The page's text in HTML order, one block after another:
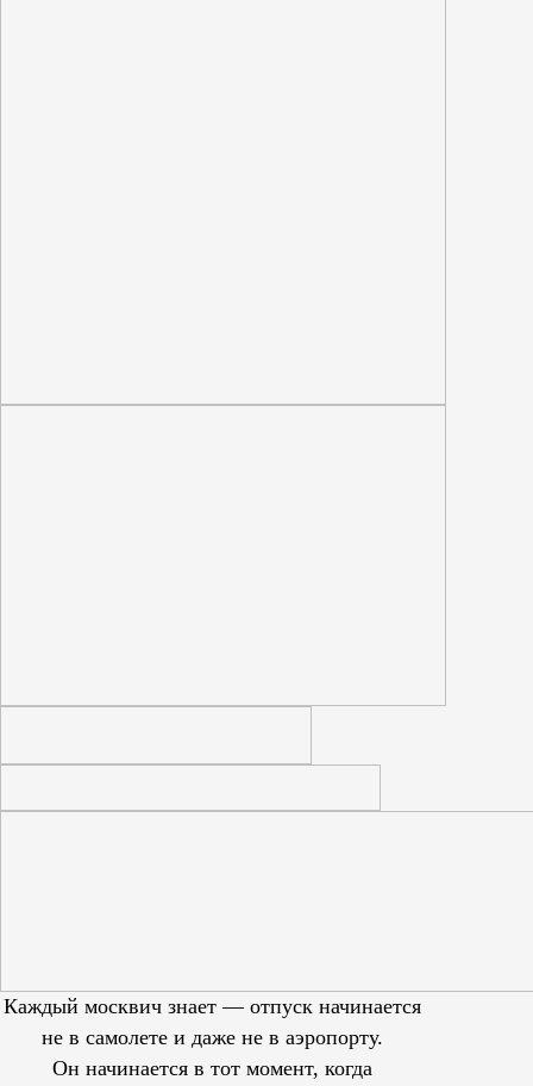
Каждый москвич знает — отпуск начинается
не в самолете и даже не в аэропорту.
Он начинается в тот момент, когда